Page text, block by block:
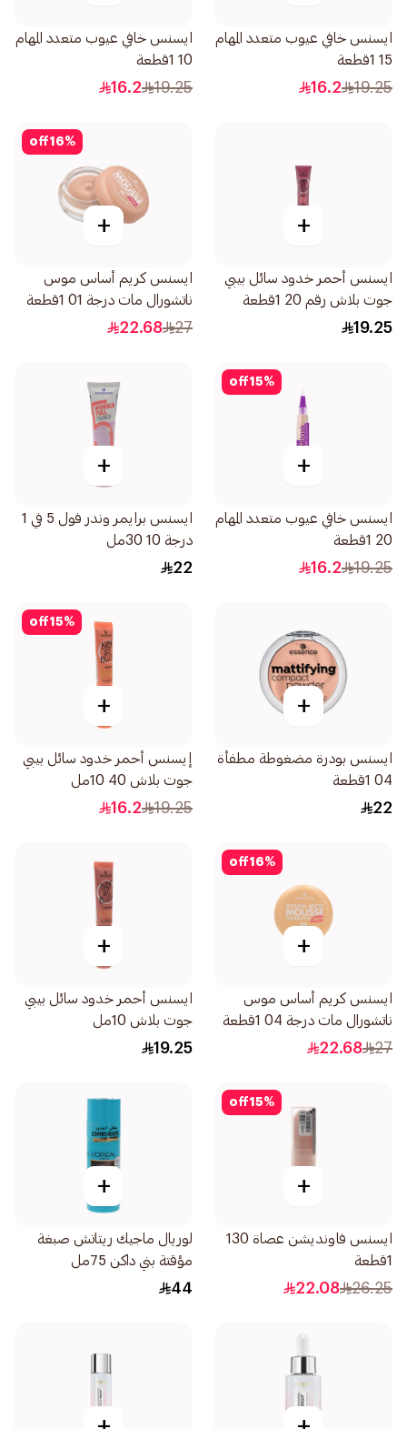
ايسنس خافي عيوب متعدد المهام
15 1قطعة
19.25
16.2
ايسنس خافي عيوب متعدد المهام
10 1قطعة
19.25
16.2
+
ايسنس أحمر خدود سائل بيبي
جوت بلاش رقم 20 1قطعة
19.25
16%
off
+
ايسنس كريم أساس موس
ناتشورال مات درجة 01 1قطعة
27
22.68
15%
off
+
ايسنس خافي عيوب متعدد المهام
20 1قطعة
19.25
16.2
+
ايسنس برايمر وندر فول 5 في 1
درجة 10 30مل
22
+
ايسنس بودرة مضغوطة مطفأة
04 1قطعة
22
15%
off
+
إيسنس أحمر خدود سائل بيبي
جوت بلاش 40 10مل
19.25
16.2
16%
off
+
ايسنس كريم أساس موس
ناتشورال مات درجة 04 1قطعة
27
22.68
+
ايسنس أحمر خدود سائل بيبي
جوت بلاش 10مل
19.25
15%
off
+
ايسنس فاونديشن عصاة 130
1قطعة
26.25
22.08
+
لوريال ماجيك ريتاتش صبغة
مؤقتة بني داكن 75مل
44